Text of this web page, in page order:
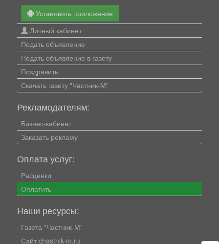
Установить приложение
Личный кабинет
Подать объявление
Подать объявление в газету
Поздравить
Скачать газету "Частник-М"
Рекламодателям:
Бизнес-кабинет
Заказать рекламу
Оплата услуг:
Расценки
Оплатить
Наши ресурсы:
Газета "Частник-М"
Сайт chastnik-m.ru